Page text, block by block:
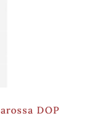
DOP